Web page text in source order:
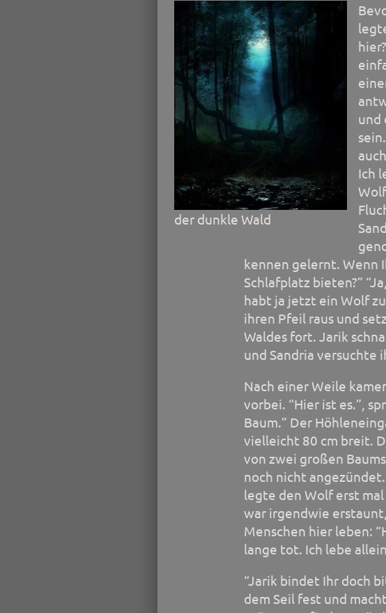
der dunkle Wald
und
Ich
kennen gelernt. Wenn
Schlafplatz bieten?”
habt ja jetzt ein Wolf
ihren Pfeil raus und
Waldes fort. Jarik
und Sandria versuchte
Nach einer Weile
vorbei. “Hier ist es.”,
Baum.” Der
vielleicht 80 cm breit.
von zwei großen
noch nicht
legte den Wolf erst mal
war irgendwie
Menschen hier leben:
lange tot. Ich lebe
“Jarik bindet Ihr doch
dem Seil fest und